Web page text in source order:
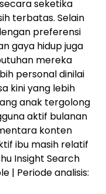
seketika
terbatas. Selain
preferensi
gaya hidup juga
mereka
personal dinilai
kini yang lebih
anak tergolong
aktif bulanan
konten
ibu masih relatif
Insight Search
| Periode analisis: